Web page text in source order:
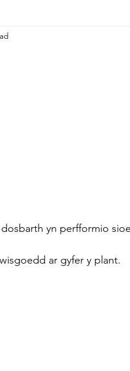
yn perfformio
ar gyfer y plant.